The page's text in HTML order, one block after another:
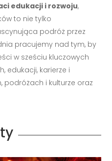
edukacji i rozwoju,
to nie tylko
podróż przez
pracujemy nad tym, by
w sześciu kluczowych
edukacji, karierze i
podróżach i kulturze oraz